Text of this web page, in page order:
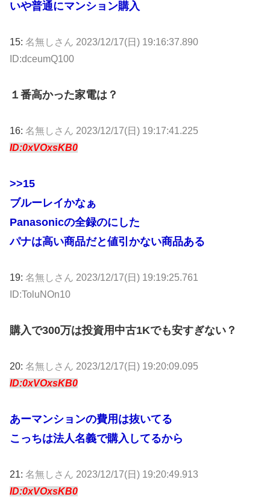
いや普通にマンション購入
15: 名無しさん 2023/12/17(日) 19:16:37.890
ID:dceumQ100
１番高かった家電は？
16: 名無しさん 2023/12/17(日) 19:17:41.225
ID:0xVOxsKB0
>>15
ブルーレイかなぁ
Panasonicの全録のにした
パナは高い商品だと値引かない商品ある
19: 名無しさん 2023/12/17(日) 19:19:25.761
ID:ToluNOn10
購入で300万は投資用中古1Kでも安すぎない？
20: 名無しさん 2023/12/17(日) 19:20:09.095
ID:0xVOxsKB0
あーマンションの費用は抜いてる
こっちは法人名義で購入してるから
21: 名無しさん 2023/12/17(日) 19:20:49.913
ID:0xVOxsKB0